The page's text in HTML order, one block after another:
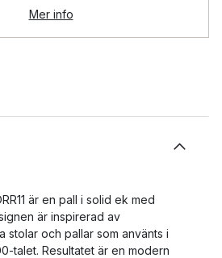
Mer info
är en pall i solid ek med
är inspirerad av
stolar och pallar som använts i
talet. Resultatet är en modern